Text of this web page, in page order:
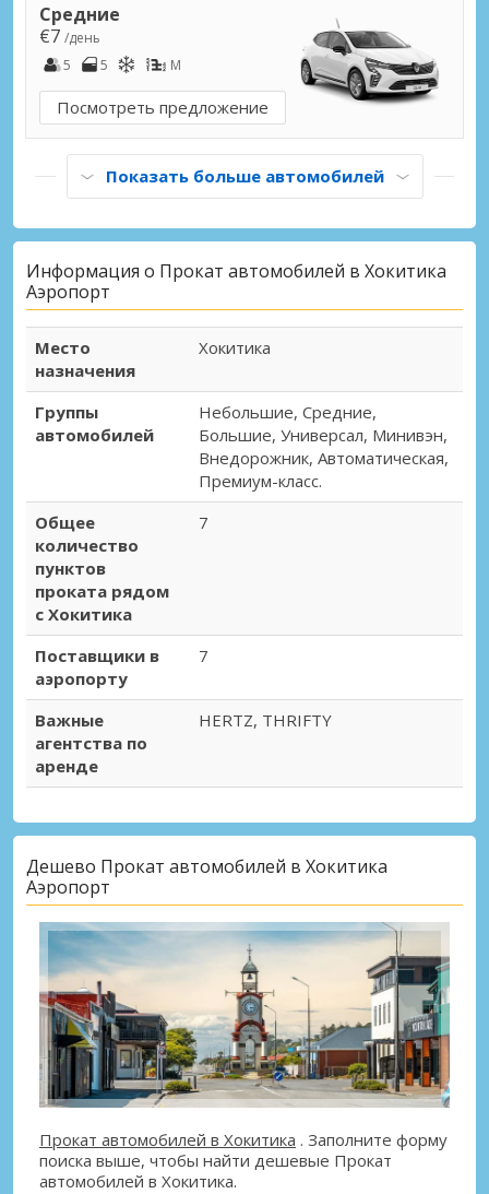
Средние
€7 /день
5
5 M
Посмотреть предложение
Показать больше автомобилей
Информация о Прокат автомобилей в Хокитика
Аэропорт
Место
назначения
Хокитика
Группы
автомобилей
Небольшие, Средние,
Большие, Универсал, Минивэн,
Внедорожник, Автоматическая,
Премиум-класс.
Общее
количество
пунктов
проката рядом
с Хокитика
7
Поставщики в
аэропорту
7
Важные
агентства по
аренде
HERTZ, THRIFTY
Дешево Прокат автомобилей в Хокитика
Аэропорт
Прокат автомобилей в Хокитика . Заполните форму
поиска выше, чтобы найти дешевые Прокат
автомобилей в Хокитика.